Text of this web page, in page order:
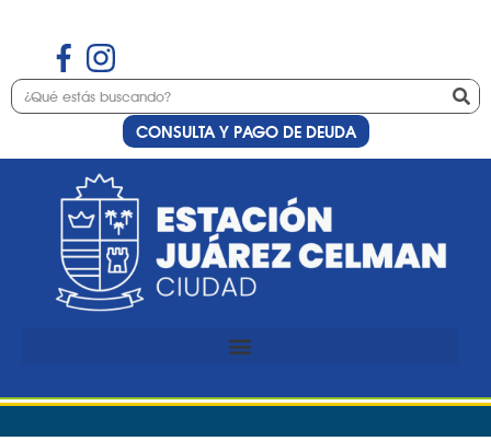
CONSULTA Y PAGO DE DEUDA